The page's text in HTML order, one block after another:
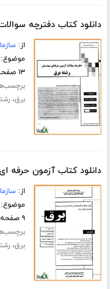
دانلود کتاب دفترچه
از:
۱۳ صفحه
برق،
دانلود کتاب آزمون حرفه
از:
۹ صفحه
برق،